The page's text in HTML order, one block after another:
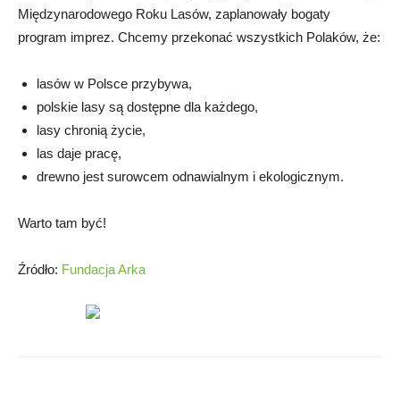
Międzynarodowego Roku Lasów, zaplanowały bogaty
program imprez. Chcemy przekonać wszystkich Polaków, że:
lasów w Polsce przybywa,
polskie lasy są dostępne dla każdego,
lasy chronią życie,
las daje pracę,
drewno jest surowcem odnawialnym i ekologicznym.
Warto tam być!
Źródło: Fundacja Arka